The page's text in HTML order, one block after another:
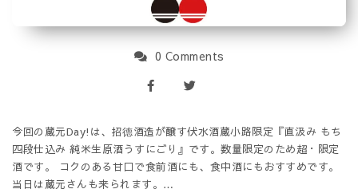
0 Comments
今回の蔵元Day!は、招德酒造が醸す伏水酒蔵小路限定『直汲み もち
四段仕込み 純米生原酒うすにごり』です。数量限定のため超・限定
酒です。 コクのある甘口で食前酒にも、食中酒にもおすすめです。
当日は蔵元さんも来られます。…